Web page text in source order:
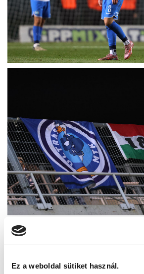
Ez a weboldal sütiket használ.